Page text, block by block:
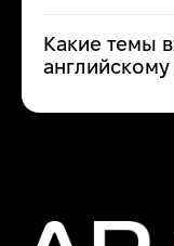
Какие темы
английскому